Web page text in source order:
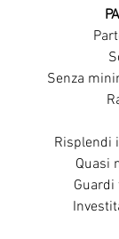
Senza
Risplendi
Quasi